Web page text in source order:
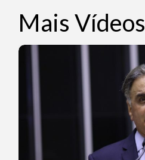
Mais Vídeos